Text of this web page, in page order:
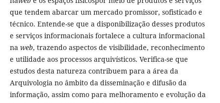
que tendem abarcar um mercado promissor, sofisticado e
técnico. Entende-se que a disponibilização desses produtos
e serviços informacionais fortalece a cultura informacional
na web, trazendo aspectos de visibilidade, reconhecimento
e utilidade aos processos arquivísticos. Verifica-se que
estudos desta natureza contribuem para a área da
Arquivologia no âmbito da disseminação e difusão da
informação, assim como para melhoramento e evolução da